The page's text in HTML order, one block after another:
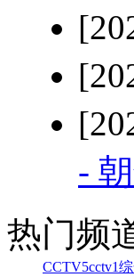
-
热门频
CCTV5cctv1